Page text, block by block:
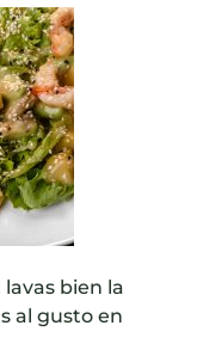
bien la
al gusto en